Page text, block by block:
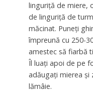
linguriţă de miere,
de linguriţă de
măcinat. Puneţi
împreună cu 250-
amestec să fiarbă
Îl luaţi apoi de pe
adăugaţi mierea şi
lămâie.